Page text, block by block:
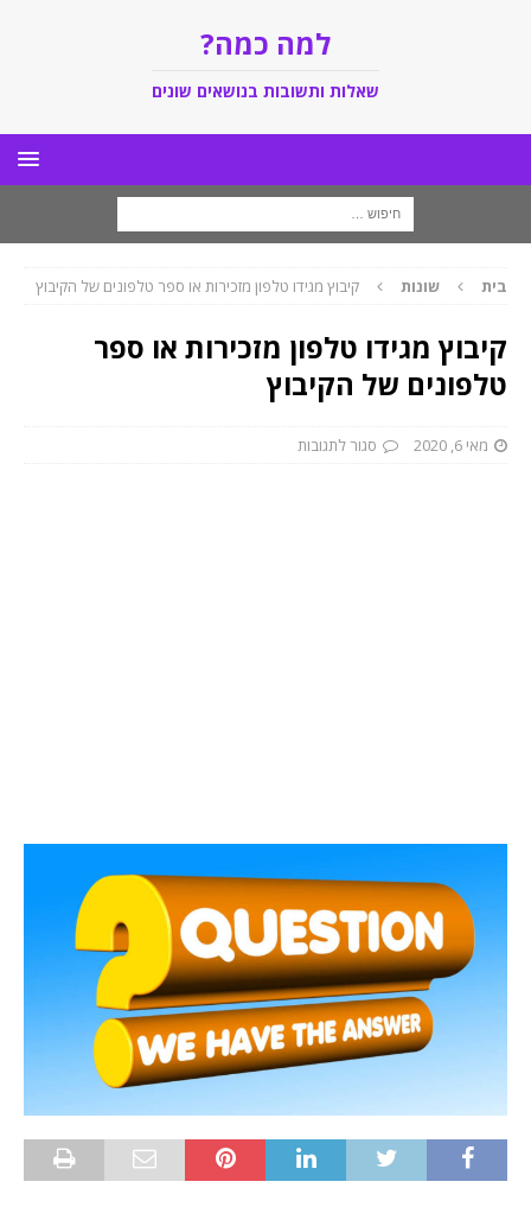
למה כמה?
שאלות ותשובות בנושאים שונים
בית שונות קיבוץ מגידו טלפון מזכירות או ספר טלפונים של הקיבוץ
קיבוץ מגידו טלפון מזכירות או ספר
טלפונים של הקיבוץ
מאי 6, 2020 סגור לתגובות